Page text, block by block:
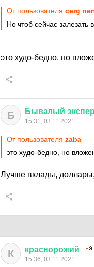
От пользователя cerg
Но чтоб сейчас залезать
это худо-бедно, но
Б Бывалый
15:31, 03.11.2021
От пользователя zaba
это худо-бедно, но
Лучше вклады,
К краснорожий
15:36, 03.11.2021